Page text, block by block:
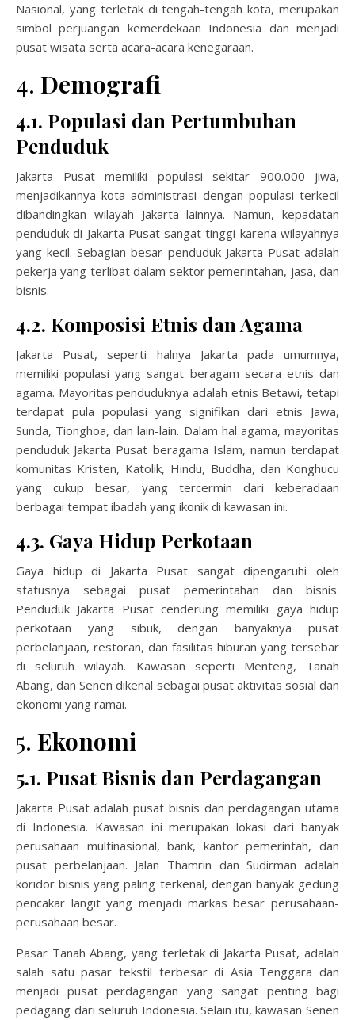
Nasional, yang terletak di tengah-tengah kota, merupakan
simbol perjuangan kemerdekaan Indonesia dan menjadi
pusat wisata serta acara-acara kenegaraan.
4. Demografi
4.1. Populasi dan Pertumbuhan
Penduduk
Jakarta Pusat memiliki populasi sekitar 900.000 jiwa,
menjadikannya kota administrasi dengan populasi terkecil
dibandingkan wilayah Jakarta lainnya. Namun, kepadatan
penduduk di Jakarta Pusat sangat tinggi karena wilayahnya
yang kecil. Sebagian besar penduduk Jakarta Pusat adalah
pekerja yang terlibat dalam sektor pemerintahan, jasa, dan
bisnis.
4.2. Komposisi Etnis dan Agama
Jakarta Pusat, seperti halnya Jakarta pada umumnya,
memiliki populasi yang sangat beragam secara etnis dan
agama. Mayoritas penduduknya adalah etnis Betawi, tetapi
terdapat pula populasi yang signifikan dari etnis Jawa,
Sunda, Tionghoa, dan lain-lain. Dalam hal agama, mayoritas
penduduk Jakarta Pusat beragama Islam, namun terdapat
komunitas Kristen, Katolik, Hindu, Buddha, dan Konghucu
yang cukup besar, yang tercermin dari keberadaan
berbagai tempat ibadah yang ikonik di kawasan ini.
4.3. Gaya Hidup Perkotaan
Gaya hidup di Jakarta Pusat sangat dipengaruhi oleh
statusnya sebagai pusat pemerintahan dan bisnis.
Penduduk Jakarta Pusat cenderung memiliki gaya hidup
perkotaan yang sibuk, dengan banyaknya pusat
perbelanjaan, restoran, dan fasilitas hiburan yang tersebar
di seluruh wilayah. Kawasan seperti Menteng, Tanah
Abang, dan Senen dikenal sebagai pusat aktivitas sosial dan
ekonomi yang ramai.
5. Ekonomi
5.1. Pusat Bisnis dan Perdagangan
Jakarta Pusat adalah pusat bisnis dan perdagangan utama
di Indonesia. Kawasan ini merupakan lokasi dari banyak
perusahaan multinasional, bank, kantor pemerintah, dan
pusat perbelanjaan. Jalan Thamrin dan Sudirman adalah
koridor bisnis yang paling terkenal, dengan banyak gedung
pencakar langit yang menjadi markas besar perusahaan-
perusahaan besar.
Pasar Tanah Abang, yang terletak di Jakarta Pusat, adalah
salah satu pasar tekstil terbesar di Asia Tenggara dan
menjadi pusat perdagangan yang sangat penting bagi
pedagang dari seluruh Indonesia. Selain itu, kawasan Senen